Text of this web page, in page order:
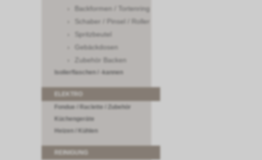
Backformen / Tortenring
Schaber / Pinsel / Roller
Spritzbeutel
Gebäckdosen
Zubehör Backen
Isolierflaschen / -kannen
Fondue / Raclette / Zubehör
Küchengeräte
Heizen / Kühlen
REINIGUNG